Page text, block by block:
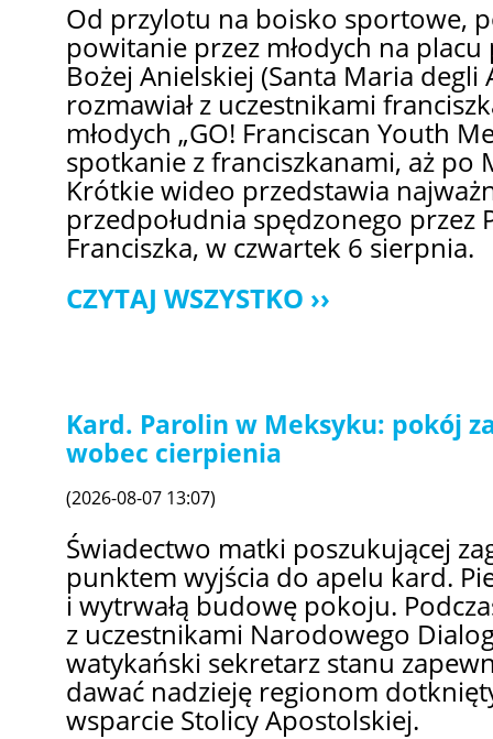
Od przylotu na boisko sportowe,
powitanie przez młodych na
Bożej Anielskiej (Santa Maria degli
rozmawiał z uczestnikami
młodych „GO! Franciscan Youth
spotkanie z franciszkanami, aż po
Krótkie wideo przedstawia
przedpołudnia spędzonego przez
Franciszka, w czwartek 6 sierpnia.
CZYTAJ WSZYSTKO
Kard. Parolin w Meksyku: pokój
wobec cierpienia
(2026-08-07 13:07)
Świadectwo matki poszukującej
punktem wyjścia do apelu kard.
i wytrwałą budowę pokoju.
z uczestnikami Narodowego
watykański sekretarz stanu
dawać nadzieję regionom
wsparcie Stolicy Apostolskiej.